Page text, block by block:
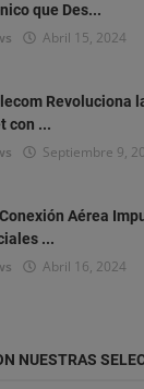
que Des...
Abril 15, 2024
Revoluciona
con ...
Septiembre 9,
Aérea
...
Abril 16, 2024
NUESTRAS